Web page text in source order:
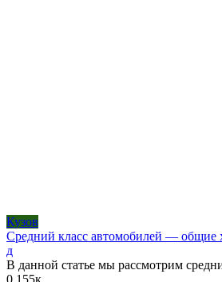
Кузов
Средний класс автомобилей — общие
д
В данной статье мы рассмотрим
0 155к.